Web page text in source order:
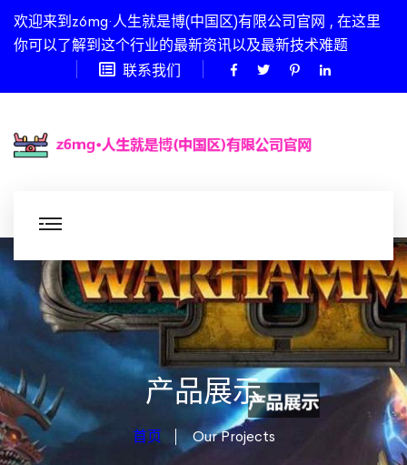
欢迎来到z6mg·人生就是博(中国区)有限公司官网 , 在这里
你可以了解到这个行业的最新资讯以及最新技术难题
联系我们
产品展示
首页 Our Projects